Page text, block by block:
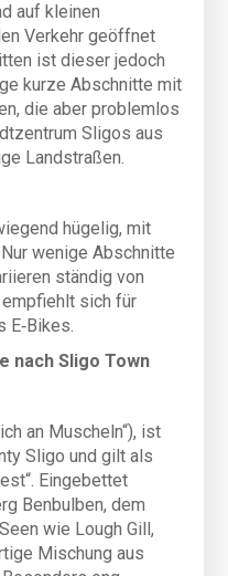
auf kleinen
Verkehr geöffnet
ist dieser jedoch
kurze Abschnitte mit
die aber problemlos
Sligos aus
Landstraßen.
hügelig, mit
wenige Abschnitte
ständig von
sich für
E‑Bikes.
nach Sligo Town
an Muscheln“), ist
Sligo und gilt als
Eingebettet
Benbulben, dem
wie Lough Gill,
Mischung aus